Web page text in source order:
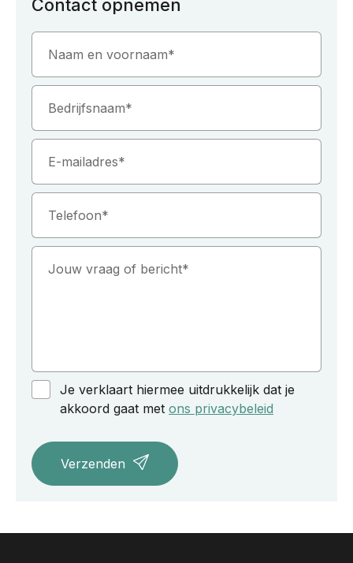
Contact opnemen
Naam en voornaam
Bedrijfsnaam
E-mailadres
Telefoon
Jouw vraag of bericht
Je verklaart hiermee uitdrukkelijk dat je
akkoord gaat met ons privacybeleid
Verzenden